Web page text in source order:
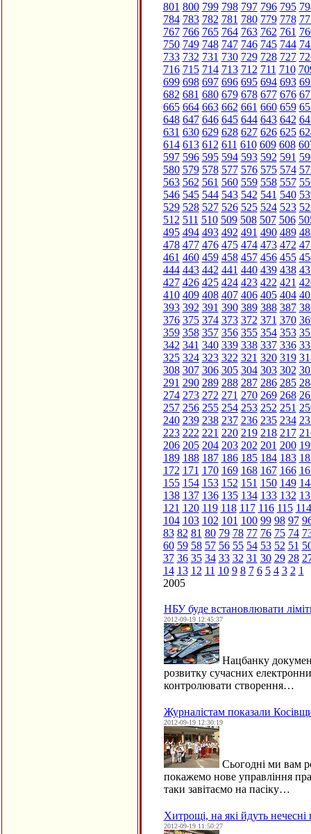
801 800 799 798 797 796 795
784 783 782 781 780 779 778
767 766 765 764 763 762 761
750 749 748 747 746 745 744
733 732 731 730 729 728 727
716 715 714 713 712 711 710
699 698 697 696 695 694 693
682 681 680 679 678 677 676
665 664 663 662 661 660 659
648 647 646 645 644 643 642
631 630 629 628 627 626 625
614 613 612 611 610 609 608
597 596 595 594 593 592 591
580 579 578 577 576 575 574
563 562 561 560 559 558 557
546 545 544 543 542 541 540
529 528 527 526 525 524 523
512 511 510 509 508 507 506
495 494 493 492 491 490 489
478 477 476 475 474 473 472
461 460 459 458 457 456 455
444 443 442 441 440 439 438
427 426 425 424 423 422 421
410 409 408 407 406 405 404
393 392 391 390 389 388 387
376 375 374 373 372 371 370
359 358 357 356 355 354 353
342 341 340 339 338 337 336
325 324 323 322 321 320 319
308 307 306 305 304 303 302
291 290 289 288 287 286 285
274 273 272 271 270 269 268
257 256 255 254 253 252 251
240 239 238 237 236 235 234
223 222 221 220 219 218 217
206 205 204 203 202 201 200
189 188 187 186 185 184 183
172 171 170 169 168 167 166
155 154 153 152 151 150 149
138 137 136 135 134 133 132
121 120 119 118 117 116 115 114
104 103 102 101 100 99 98 97
83 82 81 80 79 78 77 76 75 74
60 59 58 57 56 55 54 53 52 51
37 36 35 34 33 32 31 30 29 28
14 13 12 11 10 9 8 7 6 5 4 3 2 1
2005
НБУ буде встановлювати
2012-09-19 12:45:37
Нацбанку
розвитку сучасних
контролювати створення…
Журналістам показали
2012-09-19 12:30:19
Сьогодні ми вам
покажемо нове управління
таки завітаємо на пасіку…
Хитрощі, на які йдуть
2012-09-19 11:50:27